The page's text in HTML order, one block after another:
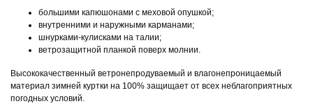
большими капюшонами с меховой опушкой;
внутренними и наружными карманами;
шнурками-кулисками на талии;
ветрозащитной планкой поверх молнии.
Высококачественный ветронепродуваемый и влагонепроницаемый
материал зимней куртки на 100% защищает от всех неблагоприятных
погодных условий.